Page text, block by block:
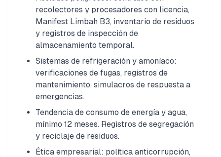
recolectores y procesadores con licencia,
Manifest Limbah B3, inventario de residuos
y registros de inspección de
almacenamiento temporal.
Sistemas de refrigeración y amoníaco:
verificaciones de fugas, registros de
mantenimiento, simulacros de respuesta a
emergencias.
Tendencia de consumo de energía y agua,
mínimo 12 meses. Registros de segregación
y reciclaje de residuos.
Ética empresarial: política anticorrupción,